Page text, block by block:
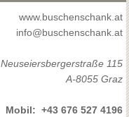
www.buschenschank.at
info@buschenschank.at
Neuseiersbergerstraße 115
A-8055 Graz
Mobil: +43 676 527 4196